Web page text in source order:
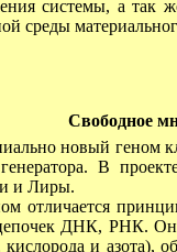
системы, а так
среды
Свободное
новый геном
генератора. В
и Лиры.
отличается
ДНК, РНК. Он
кислорода и азота),